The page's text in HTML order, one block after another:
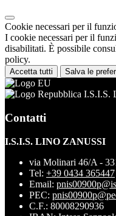
Cookie necessari per il
I cookie necessari per il
disabilitati. È possibile
policy.
Accetta tutti Salva le
I.S.I.S.
Contatti
I.S.I.S. LINO ZANUSSI
via Molinari 46/A -
Tel: +39 0434 365447
Email:
PEC:
C.F.: 80008290936